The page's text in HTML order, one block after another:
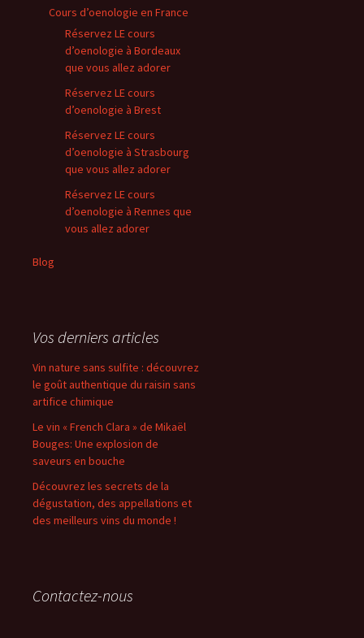
Cours d’oenologie en France
Réservez LE cours
d’oenologie à Bordeaux
que vous allez adorer
Réservez LE cours
d’oenologie à Brest
Réservez LE cours
d’oenologie à Strasbourg
que vous allez adorer
Réservez LE cours
d’oenologie à Rennes que
vous allez adorer
Blog
Vos derniers articles
Vin nature sans sulfite : découvrez
le goût authentique du raisin sans
artifice chimique
Le vin « French Clara » de Mikaël
Bouges: Une explosion de
saveurs en bouche
Découvrez les secrets de la
dégustation, des appellations et
des meilleurs vins du monde !
Contactez-nous